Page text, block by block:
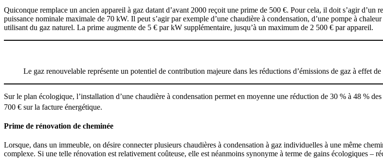
Quiconque remplace un ancien appareil à gaz datant d’avant 2000 reçoit une prime de 500 €. Pour cela, il doit s’agir d’un
puissance nominale maximale de 70 kW. Il peut s’agir par exemple d’une chaudière à condensation, d’une pompe à
utilisant du gaz naturel. La prime augmente de 5 € par kW supplémentaire, jusqu’à un maximum de 2 500 € par appareil.
Le gaz renouvelable représente un potentiel de contribution majeure dans les réductions d’émissions de gaz à effet de
Sur le plan écologique, l’installation d’une chaudière à condensation permet en moyenne une réduction de 30 % à 48 %
700 € sur la facture énergétique.
Prime de rénovation de cheminée
Lorsque, dans un immeuble, on désire connecter plusieurs chaudières à condensation à gaz individuelles à une même
complexe. Si une telle rénovation est relativement coûteuse, elle est néanmoins synonyme à terme de gains écologiques –